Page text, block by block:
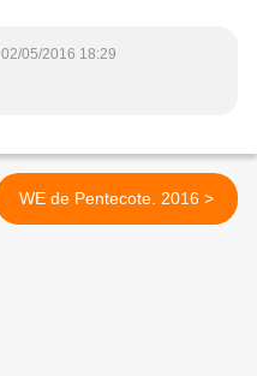
02/05/2016 18:29
WE de Pentecote. 2016 >